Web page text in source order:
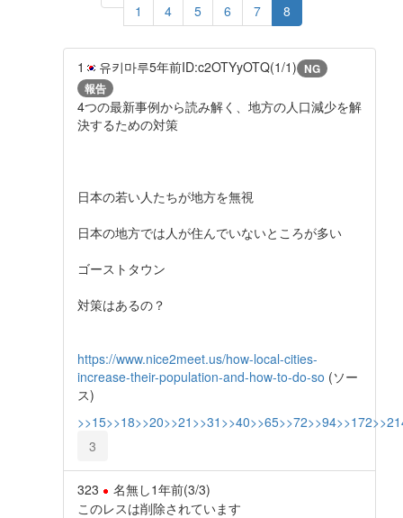
1 4 5 6 7 8
1 유키마루5年前ID:c2OTYyOTQ(1/1) NG
報告
4つの最新事例から読み解く、地方の人口減少を解
決するための対策
日本の若い人たちが地方を無視
日本の地方では人が住んでいないところが多い
ゴーストタウン
対策はあるの？
https://www.nice2meet.us/how-local-cities-
increase-their-population-and-how-to-do-so (ソー
ス)
>>15>>18>>20>>21 >>31 >>40>>65>>72>>94>>172
3
323 名無し1年前(3/3)
このレスは削除されています